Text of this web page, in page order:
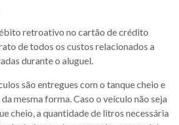
retroativo no cartão de crédito
de todos os custos relacionados a
durante o aluguel.
são entregues com o tanque cheio e
mesma forma. Caso o veículo não seja
cheio, a quantidade de litros necessária